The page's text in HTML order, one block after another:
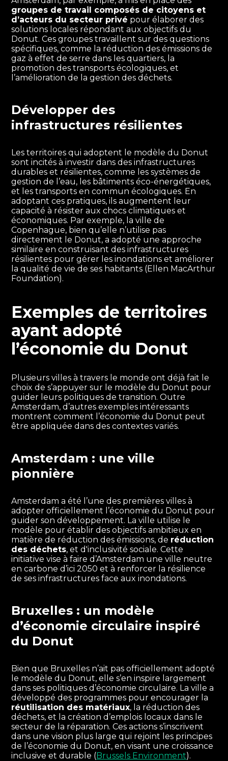
groupes de travail composés de citoyens et
d’acteurs du secteur privé pour élaborer des
solutions locales répondant aux objectifs du
Donut. Ces groupes travaillent sur des questions
spécifiques, comme la réduction des émissions de
gaz à effet de serre dans les quartiers, la
promotion des transports écologiques, et
l’amélioration de la gestion des déchets.
Développer des
infrastructures résilientes
Les territoires qui adoptent le modèle du Donut
sont incités à investir dans des infrastructures
durables et résilientes, comme les systèmes de
gestion de l’eau, les bâtiments éco-énergétiques,
et les transports en commun écologiques. En
adoptant ces pratiques, ils augmentent leur
capacité à résister aux chocs climatiques et
économiques. Par exemple, la ville de
Copenhague, bien qu’elle n’utilise pas
directement le Donut, a adopté une approche
similaire en construisant des infrastructures
résilientes pour gérer les inondations et améliorer
la qualité de vie de ses habitants (Ellen MacArthur
Foundation).
Exemples de territoires
ayant adopté
l’économie du Donut
Plusieurs villes à travers le monde ont déjà fait le
choix de s’appuyer sur le modèle du Donut pour
guider leurs politiques de transition. Outre
Amsterdam, d’autres exemples intéressants
montrent comment l’économie du Donut peut
être appliquée dans des contextes variés.
Amsterdam : une ville
pionnière
Amsterdam a été l’une des premières villes à
adopter officiellement l’économie du Donut pour
guider son développement. La ville utilise le
modèle pour établir des objectifs ambitieux en
matière de réduction des émissions, de réduction
des déchets, et d'inclusivité sociale. Cette
initiative vise à faire d’Amsterdam une ville neutre
en carbone d’ici 2050 et à renforcer la résilience
de ses infrastructures face aux inondations.
Bruxelles : un modèle
d’économie circulaire inspiré
du Donut
Bien que Bruxelles n’ait pas officiellement adopté
le modèle du Donut, elle s’en inspire largement
dans ses politiques d’économie circulaire. La ville a
développé des programmes pour encourager la
réutilisation des matériaux, la réduction des
déchets, et la création d’emplois locaux dans le
secteur de la réparation. Ces actions s’inscrivent
dans une vision plus large qui rejoint les principes
de l’économie du Donut, en visant une croissance
inclusive et durable (Brussels Environment).